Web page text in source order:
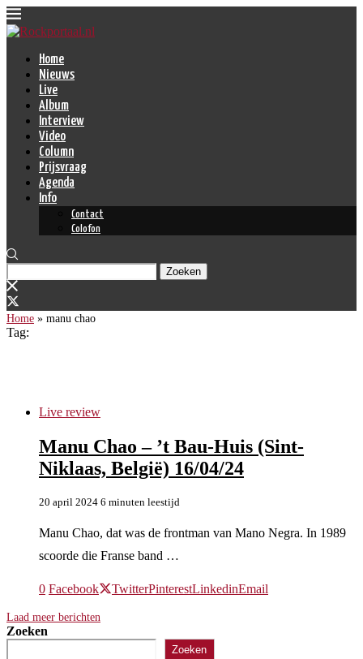
Home
Nieuws
Live
Album
Interview
Video
Column
Prijsvraag
Agenda
Info
Contact
Colofon
Zoeken
Home » manu chao
Tag:
Live review
Manu Chao – ’t Bau-Huis (Sint-
Niklaas, België) 16/04/24
20 april 2024 6 minuten leestijd
Manu Chao, dat was de frontman van Mano Negra. In 1989
scoorde die Franse band …
0 Facebook TwitterPinterestLinkedinEmail
Laad meer berichten
Zoeken
Zoeken